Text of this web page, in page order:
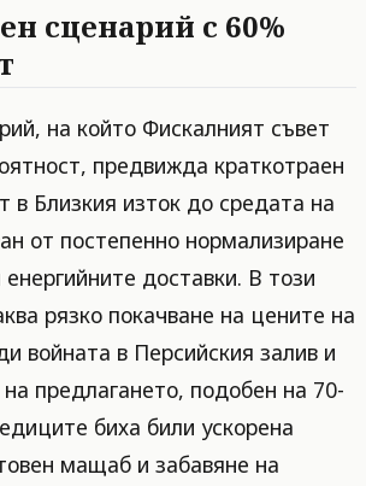
сценарий с 60%
на който Фискалният съвет
предвижда краткотраен
в Близкия изток до средата на
от постепенно нормализиране
доставки. В този
рязко покачване на цените на
войната в Персийския залив и
предлагането, подобен на 70-
биха били ускорена
мащаб и забавяне на